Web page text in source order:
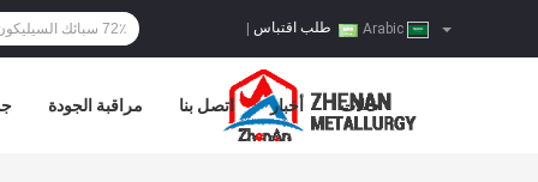
طلب اقتباس
مراقبة الجودة اتصل بنا أخبار حالات